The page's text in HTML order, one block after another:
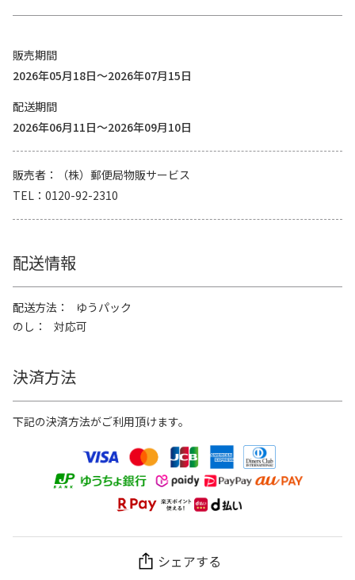
販売期間
2026年05月18日～2026年07月15日
配送期間
2026年06月11日～2026年09月10日
販売者
（株）郵便局物販サービス
TEL
0120-92-2310
配送情報
配送方法
ゆうパック
のし
対応可
決済方法
下記の決済方法がご利用頂けます。
シェアする